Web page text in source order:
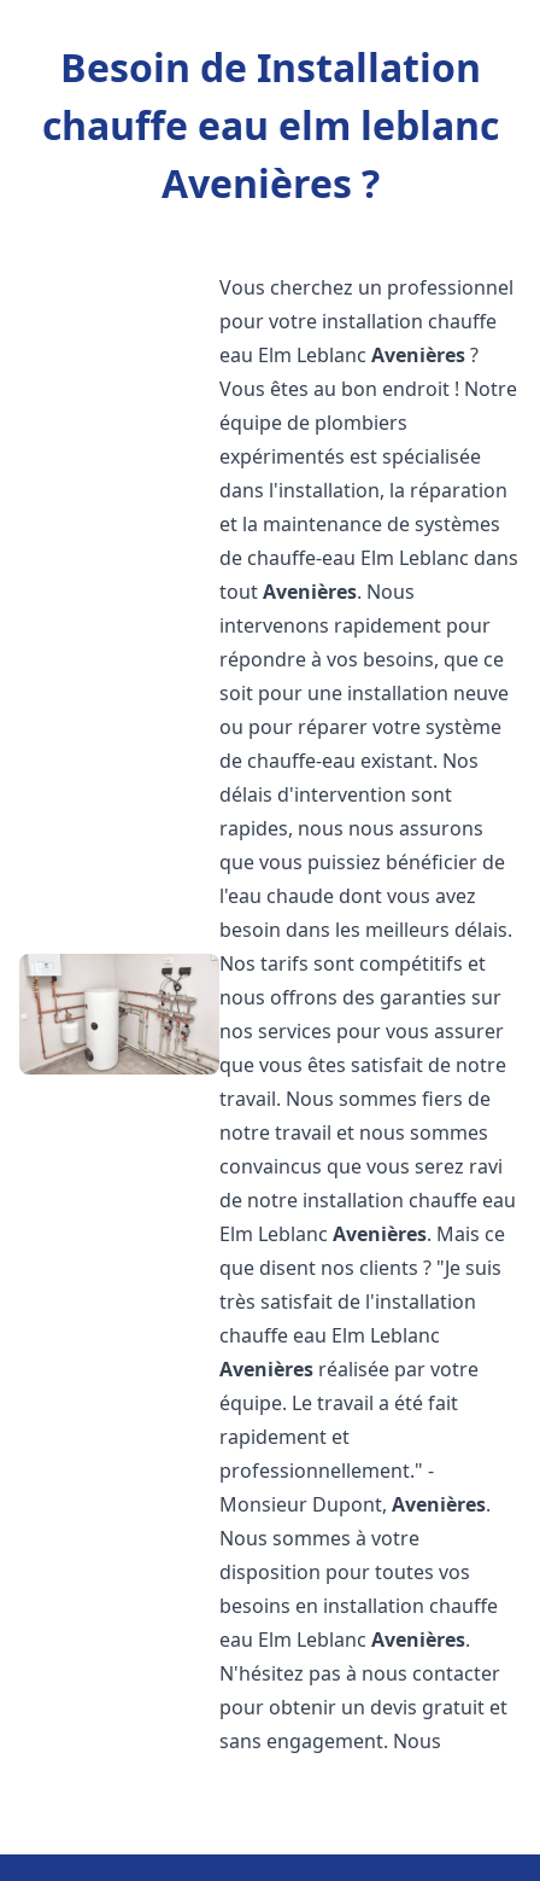
Besoin de Installation
chauffe eau elm leblanc
Avenières ?
Vous cherchez un professionnel
pour votre installation chauffe
eau Elm LeblancAvenières?
Vous êtes au bon endroit ! Notre
équipe de plombiers
expérimentés est spécialisée
dans l'installation, la réparation
et la maintenance de systèmes
de chauffe-eau Elm Leblanc dans
toutAvenières. Nous
intervenons rapidement pour
répondre à vos besoins, que ce
soit pour une installation neuve
ou pour réparer votre système
de chauffe-eau existant. Nos
délais d'intervention sont
rapides, nous nous assurons
que vous puissiez bénéficier de
l'eau chaude dont vous avez
besoin dans les meilleurs délais.
Nos tarifs sont compétitifs et
nous offrons des garanties sur
nos services pour vous assurer
que vous êtes satisfait de notre
travail. Nous sommes fiers de
notre travail et nous sommes
convaincus que vous serez ravi
de notre installation chauffe eau
Elm LeblancAvenières. Mais ce
que disent nos clients ? "Je suis
très satisfait de l'installation
chauffe eau Elm Leblanc
Avenières réalisée par votre
équipe. Le travail a été fait
rapidement et
professionnellement." -
Monsieur Dupont,Avenières.
Nous sommes à votre
disposition pour toutes vos
besoins en installation chauffe
eau Elm LeblancAvenières.
N'hésitez pas à nous contacter
pour obtenir un devis gratuit et
sans engagement. Nous